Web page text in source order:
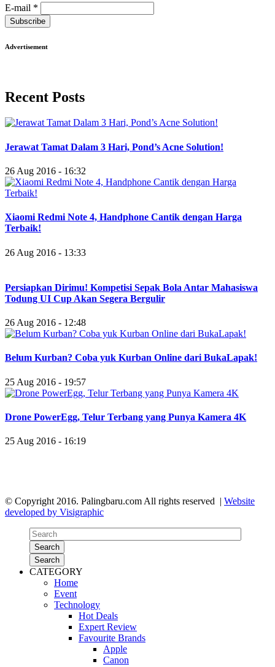
E-mail *
Subscribe
Advertisement
Recent Posts
Jerawat Tamat Dalam 3 Hari, Pond’s Acne Solution!
26 Aug 2016 - 16:32
Xiaomi Redmi Note 4, Handphone Cantik dengan Harga
Terbaik!
26 Aug 2016 - 13:33
Persiapkan Dirimu! Kompetisi Sepak Bola Antar Mahasiswa
Todung UI Cup Akan Segera Bergulir
26 Aug 2016 - 12:48
Belum Kurban? Coba yuk Kurban Online dari BukaLapak!
25 Aug 2016 - 19:57
Drone PowerEgg, Telur Terbang yang Punya Kamera 4K
25 Aug 2016 - 16:19
© Copyright 2016. Palingbaru.com All rights reserved | Website
developed by Visigraphic
Search
Search
CATEGORY
Home
Event
Technology
Hot Deals
Expert Review
Favourite Brands
Apple
Canon